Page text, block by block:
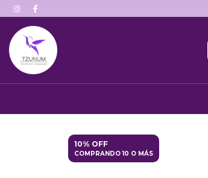
10% OFF
COMPRANDO 10 O MÁS